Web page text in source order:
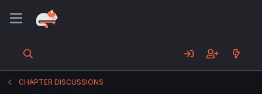
CHAPTER DISCUSSIONS